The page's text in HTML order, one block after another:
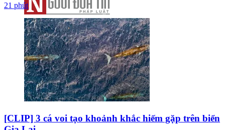
21 phút
[CLIP] 3 cá voi tạo khoảnh khắc hiếm gặp trên biển